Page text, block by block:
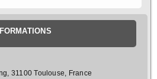
31100 Toulouse, France